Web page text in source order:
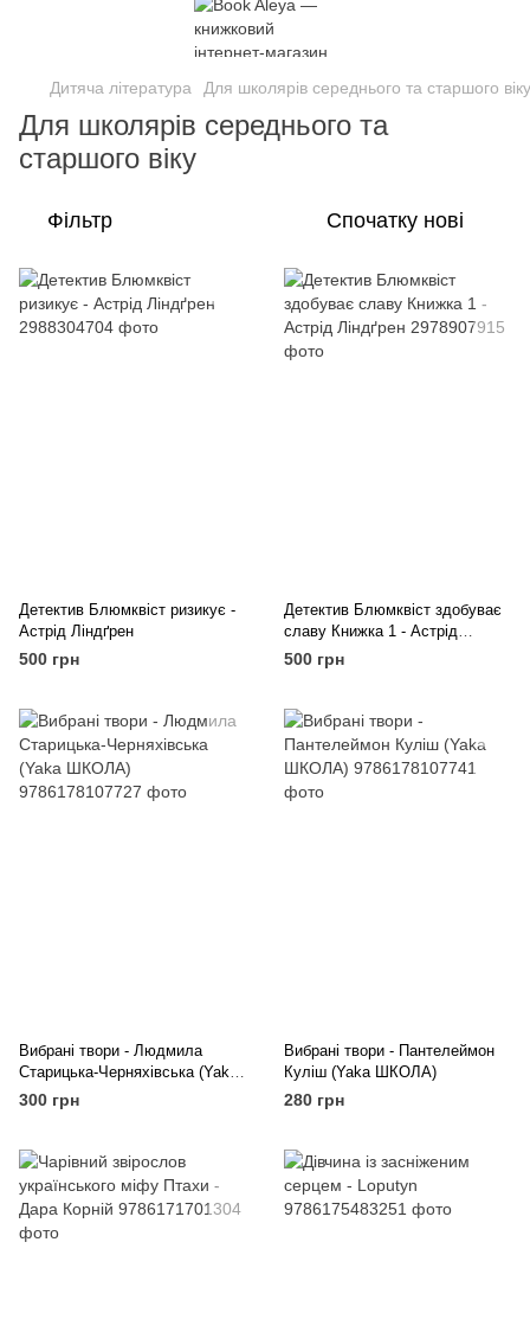
Дитяча література Для школярів середнього та старшого віку
Для школярів середнього та
старшого віку
Фільтр Спочатку нові
Детектив Блюмквіст ризикує -
Астрід Ліндґрен
500 грн
Детектив Блюмквіст здобуває
славу Книжка 1 - Астрід
Ліндґрен
500 грн
Вибрані твори - Людмила
Старицька-Черняхівська (Yaka
ШКОЛА)
300 грн
Вибрані твори - Пантелеймон
Куліш (Yaka ШКОЛА)
280 грн